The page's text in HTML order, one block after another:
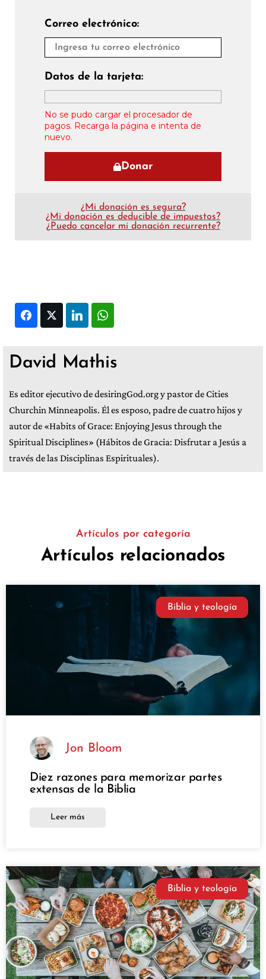
Correo electrónico:
Datos de la tarjeta:
No se pudo cargar el procesador de
pagos. Recarga la página e intenta de
nuevo.
Donar
¿Mi donación es segura?
¿Mi donación es deducible de impuestos?
¿Puedo cancelar mi donación recurrente?
FacebookTwitter LinkedIn
David Mathis
Es editor ejecutivo de desiringGod.org y pastor de Cities
Churchin Minneapolis. Él es esposo, padre de cuatro hijos y
autor de «Habits of Grace: Enjoying Jesus through the
Spiritual Disciplines» (Hábitos de Gracia: Disfrutar a Jesús a
través de las Disciplinas Espirituales).
Artículos por categoría
Artículos relacionados
Biblia y teología
Jon Bloom
Diez razones para memorizar partes
extensas de la Biblia
Leer más
Biblia y teología